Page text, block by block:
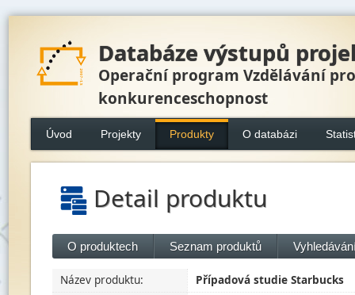
Databáze výstupů
Operační program Vzdělávání pro
konkurenceschopnost
Úvod Projekty Produkty O databázi
Detail produktu
O produktech Seznam produktů
Název produktu:
Případová studie Starbucks